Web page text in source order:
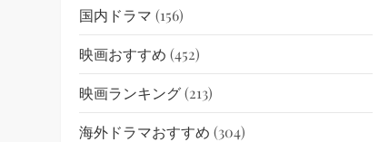
国内ドラマ (156)
映画おすすめ (452)
映画ランキング(213)
海外ドラマおすすめ (304)